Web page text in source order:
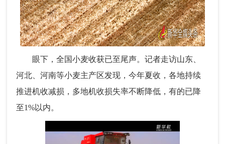
眼下，全国小麦收获已至尾声。记者走访山东、
河北、河南等小麦主产区发现，今年夏收，各地持续
推进机收减损，多地机收损失率不断降低，有的已降
至1%以内。